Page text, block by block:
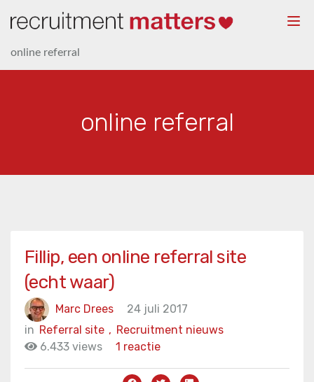
online referral
online referral
Fillip, een online referral site
(echt waar)
Marc Drees
24 juli 2017
in
Recruitment nieuws
Referral site ,
6.433 views
1 reactie